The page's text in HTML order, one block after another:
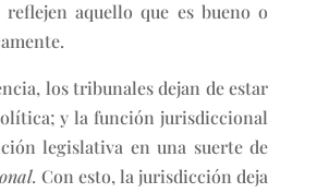
reflejen aquello que es bueno o
los tribunales dejan de estar
y la función jurisdiccional
legislativa en una suerte de
Con esto, la jurisdicción deja